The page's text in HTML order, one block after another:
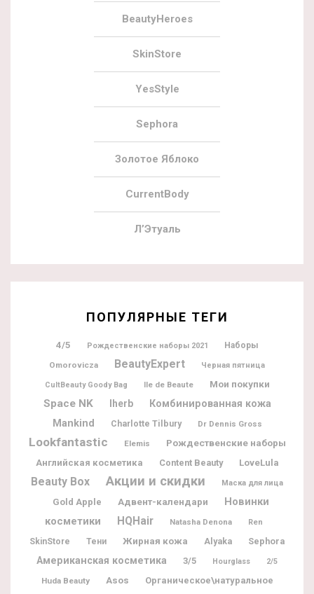
BeautyHeroes
SkinStore
YesStyle
Sephora
Золотое Яблоко
CurrentBody
Л’Этуаль
ПОПУЛЯРНЫЕ ТЕГИ
4/5 Рождественские наборы 2021
Наборы
Omorovicza
BeautyExpert Черная пятница
CultBeauty Goody Bag Ile de Beaute Мои покупки
Space NK Iherb Комбинированная кожа
Mankind Charlotte Tilbury Dr Dennis Gross
Lookfantastic Elemis Рождественские наборы
Английская косметика Content Beauty LoveLula
Beauty Box Акции и скидки Маска для лица
Gold Apple Адвент-календари
Новинки
косметики
HQHair Natasha Denona Ren
SkinStore Тени Жирная кожа Alyaka Sephora
Американская косметика 3/5 Hourglass 2/5
Huda Beauty Asos Органическое\натуральное